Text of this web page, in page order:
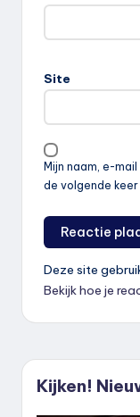
Site
Mijn naam, e-
de volgende
Deze site
Bekijk hoe je
Kijken!